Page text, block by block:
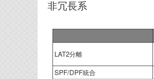
非冗長系
LAT2分離
SPF/DPF統合